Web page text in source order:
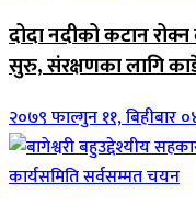
दोदा नदीको कटान
सुरु, संरक्षणका लागि
२०७९ फाल्गुन ११, बिहीबार